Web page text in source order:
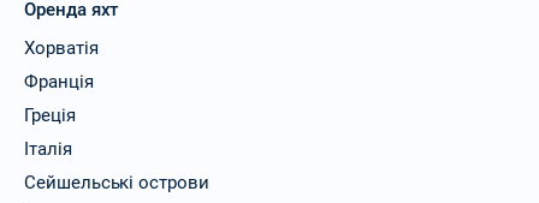
Оренда яхт
Хорватія
Франція
Греція
Італія
Сейшельські острови